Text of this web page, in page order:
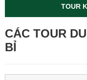
TOUR
CÁC TOUR
BỈ